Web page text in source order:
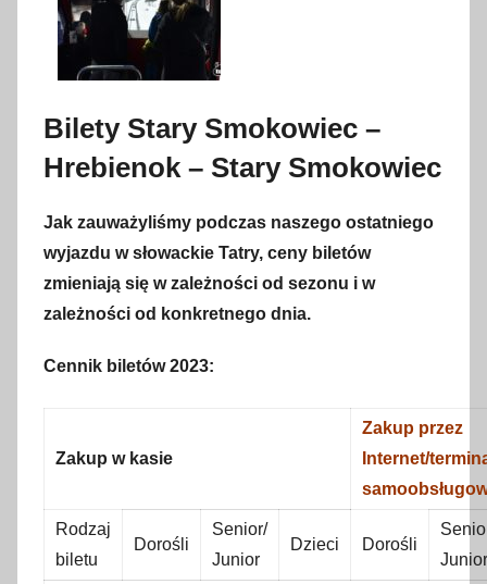
Bilety Stary Smokowiec –
Hrebienok – Stary Smokowiec
Jak zauważyliśmy podczas naszego ostatniego
wyjazdu w słowackie Tatry, ceny biletów
zmieniają się w zależności od sezonu i w
zależności od konkretnego dnia.
Cennik biletów 2023:
Zakup w kasie
Zakup przez
Internet/
Rodzaj
biletu
Dorośli
Senior/
Junior
Dzieci Dorośli
Junior